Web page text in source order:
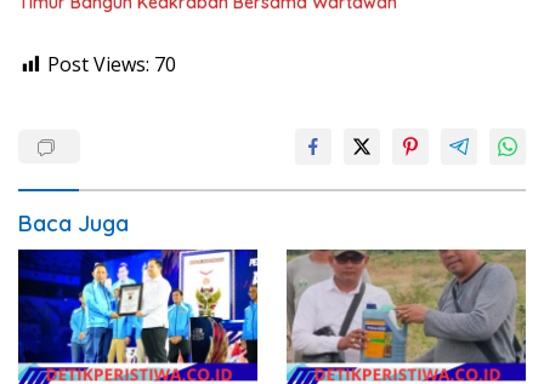
Post Views: 70
Baca Juga